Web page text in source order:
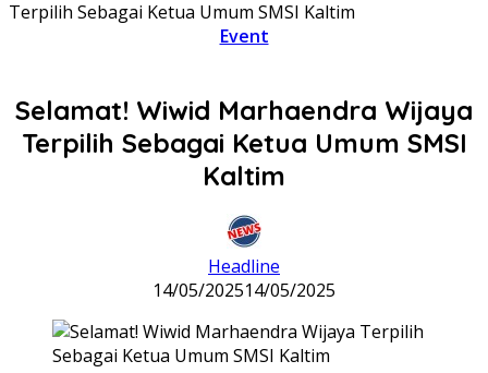
Terpilih Sebagai Ketua Umum SMSI Kaltim
Event
Selamat! Wiwid Marhaendra Wijaya
Terpilih Sebagai Ketua Umum SMSI
Kaltim
Headline
14/05/202514/05/2025